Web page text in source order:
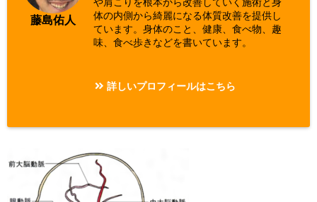
藤島佑人
体の内側から綺麗になる体質改善を提供し
ています。身体のこと、健康、食べ物、趣
味、食べ歩きなどを書いています。
詳しいプロフィールはこちら